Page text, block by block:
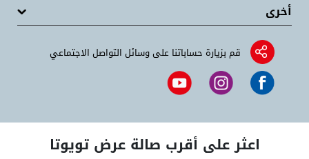
أخرى
قم بزيارة حساباتنا على وسائل التواصل الاجتماعي
اعثر على أقرب صالة عرض تويوتا